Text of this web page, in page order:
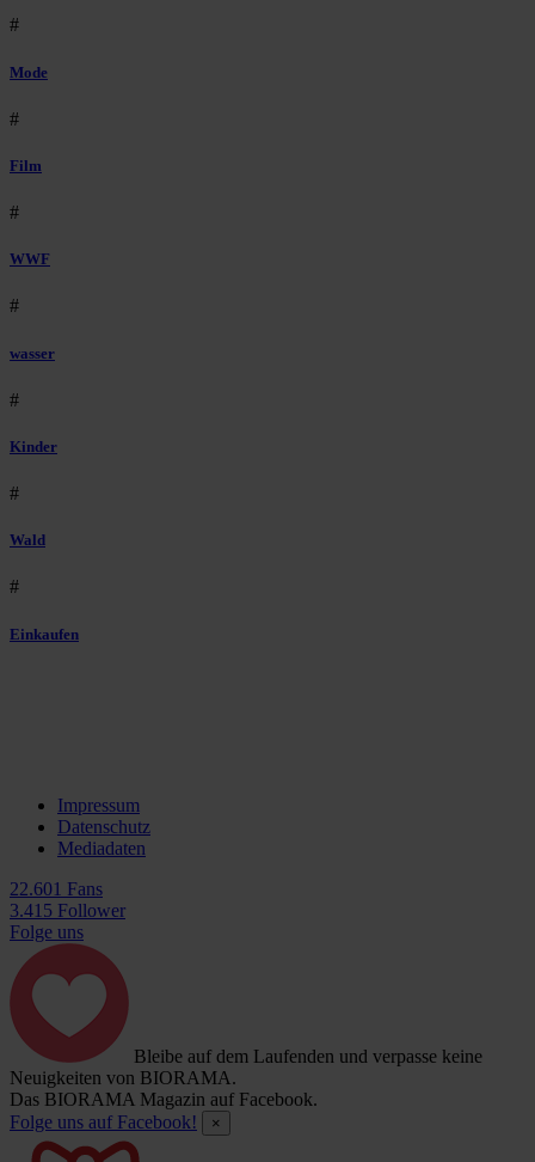
#
Mode
#
Film
#
WWF
#
wasser
#
Kinder
#
Wald
#
Einkaufen
Impressum
Datenschutz
Mediadaten
22.601 Fans
3.415 Follower
Folge uns
Bleibe auf dem Laufenden und verpasse keine
Neuigkeiten von BIORAMA.
Das BIORAMA Magazin auf Facebook.
Folge uns auf Facebook!
×